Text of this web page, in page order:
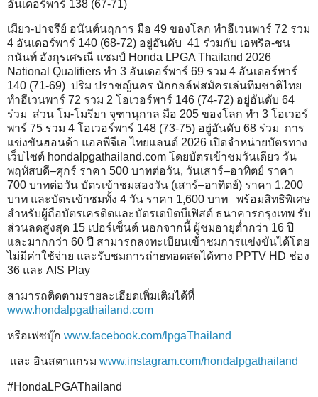
อันเดอร์พาร์ 138 (67-71)
เมียว-ปาจรีย์ อนันต์นฤการ มือ 49 ของโลก ทำอีเวนพาร์ 72 รวม
4 อันเดอร์พาร์ 140 (68-72) อยู่อันดับ 41 ร่วมกับ เอพริล-ชน
กนันท์ อังกุรเศรณี แชมป์ Honda LPGA Thailand 2026
National Qualifiers ทำ 3 อันเดอร์พาร์ 69 รวม 4 อันเดอร์พาร์
140 (71-69) ปริม ปราชญ์นคร นักกอล์ฟสมัครเล่นทีมชาติไทย
ทำอีเวนพาร์ 72 รวม 2 โอเวอร์พาร์ 146 (74-72) อยู่อันดับ 64
ร่วม ส่วน โม-โมรียา จุฑานุกาล มือ 205 ของโลก ทำ 3 โอเวอร์
พาร์ 75 รวม 4 โอเวอร์พาร์ 148 (73-75) อยู่อันดับ 68 ร่วม การ
แข่งขันฮอนด้า แอลพีจีเอ ไทยแลนด์ 2026 เปิดจำหน่ายบัตรทาง
เว็บไซต์ hondalpgathailand.com โดยบัตรเข้าชมวันเดียว วัน
พฤหัสบดี–ศุกร์ ราคา 500 บาทต่อวัน, วันเสาร์–อาทิตย์ ราคา
700 บาทต่อวัน บัตรเข้าชมสองวัน (เสาร์–อาทิตย์) ราคา 1,200
บาท และบัตรเข้าชมทั้ง 4 วัน ราคา 1,600 บาท พร้อมสิทธิพิเศษ
สำหรับผู้ถือบัตรเครดิตและบัตรเดบิตบีเฟิสต์ ธนาคารกรุงเทพ รับ
ส่วนลดสูงสุด 15 เปอร์เซ็นต์ นอกจากนี้ ผู้ชมอายุต่ำกว่า 16 ปี
และมากกว่า 60 ปี สามารถลงทะเบียนเข้าชมการแข่งขันได้โดย
ไม่มีค่าใช้จ่าย และรับชมการถ่ายทอดสดได้ทาง PPTV HD ช่อง
36 และ AIS Play
สามารถติดตามรายละเอียดเพิ่มเติมได้ที่
www.hondalpgathailand.com
หรือเฟซบุ๊ก www.facebook.com/lpgaThailand
และ อินสตาแกรม www.instagram.com/hondalpgathailand
#HondaLPGAThailand